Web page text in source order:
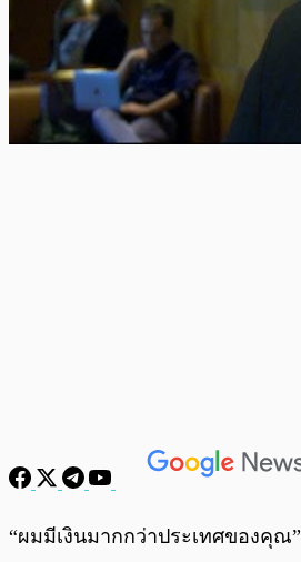
พร้อมเล่น
“ผมมีเงินมากกว่าประเทศของคุณ”